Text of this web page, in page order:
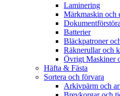
Laminering
Märkmaskin och
Batterier
Bläckpatroner
Räknerullar och
Övrigt Maskiner
Häfta & Fästa
Sortera och förvara
Arkivpärm och